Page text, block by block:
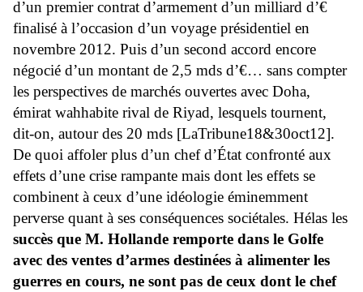
d’un premier contrat d’armement d’un milliard d’€
finalisé à l’occasion d’un voyage présidentiel en
novembre 2012. Puis d’un second accord encore
négocié d’un montant de 2,5 mds d’€… sans compter
les perspectives de marchés ouvertes avec Doha,
émirat wahhabite rival de Riyad, lesquels tournent,
dit-on, autour des 20 mds [LaTribune18&30oct12].
De quoi affoler plus d’un chef d’État confronté aux
effets d’une crise rampante mais dont les effets se
combinent à ceux d’une idéologie éminemment
perverse quant à ses conséquences sociétales. Hélas les
succès que M. Hollande remporte dans le Golfe
avec des ventes d’armes destinées à alimenter les
guerres en cours, ne sont pas de ceux dont le chef